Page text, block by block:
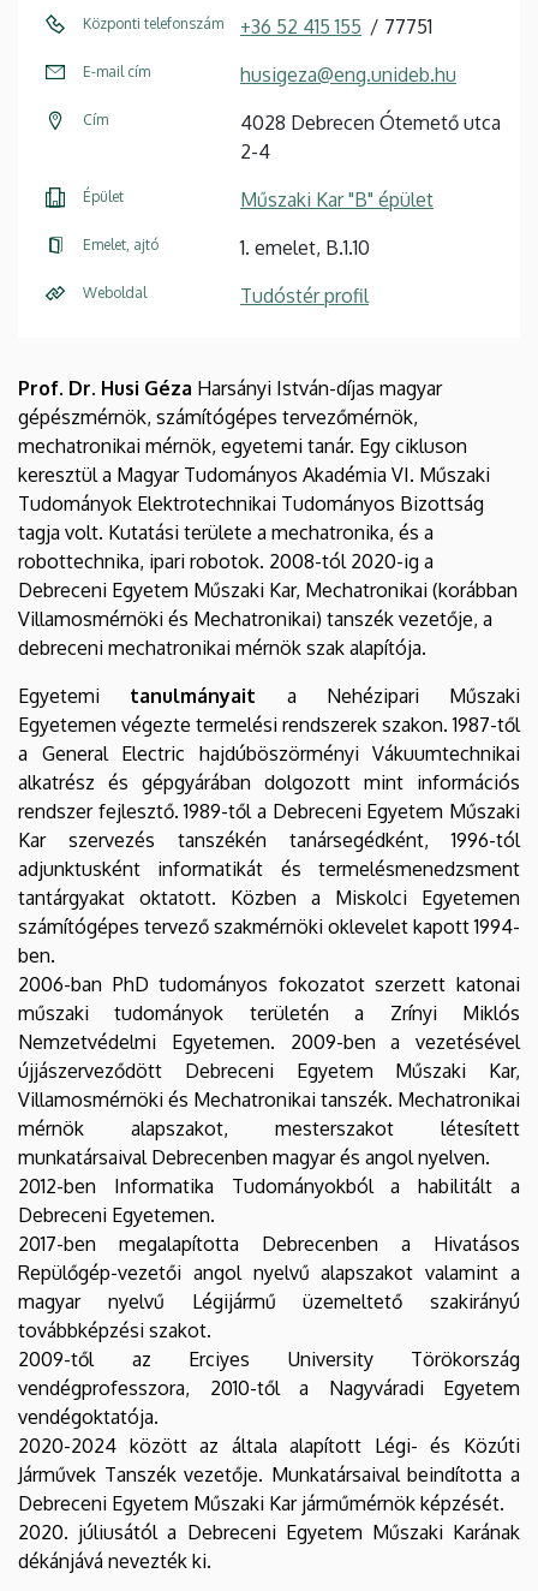
Központi telefonszám +36 52 415 155 77751
E-mail cím husigeza@eng.unideb.hu
Cím
4028 Debrecen Ótemető utca
2-4
Épület Műszaki Kar "B" épület
Emelet, ajtó 1. emelet, B.1.10
Weboldal Tudóstér profil
Prof. Dr. Husi Géza Harsányi István-díjas magyar
gépészmérnök, számítógépes tervezőmérnök,
mechatronikai mérnök, egyetemi tanár. Egy cikluson
keresztül a Magyar Tudományos Akadémia VI. Műszaki
Tudományok Elektrotechnikai Tudományos Bizottság
tagja volt. Kutatási területe a mechatronika, és a
robottechnika, ipari robotok. 2008-tól 2020-ig a
Debreceni Egyetem Műszaki Kar, Mechatronikai (korábban
Villamosmérnöki és Mechatronikai) tanszék vezetője, a
debreceni mechatronikai mérnök szak alapítója.
Egyetemi tanulmányait a Nehézipari Műszaki
Egyetemen végezte termelési rendszerek szakon. 1987-től
a General Electric hajdúböszörményi Vákuumtechnikai
alkatrész és gépgyárában dolgozott mint információs
rendszer fejlesztő. 1989-től a Debreceni Egyetem Műszaki
Kar szervezés tanszékén tanársegédként, 1996-tól
adjunktusként informatikát és termelésmenedzsment
tantárgyakat oktatott. Közben a Miskolci Egyetemen
számítógépes tervező szakmérnöki oklevelet kapott 1994-
ben.
2006-ban PhD tudományos fokozatot szerzett katonai
műszaki tudományok területén a Zrínyi Miklós
Nemzetvédelmi Egyetemen. 2009-ben a vezetésével
újjászerveződött Debreceni Egyetem Műszaki Kar,
Villamosmérnöki és Mechatronikai tanszék. Mechatronikai
mérnök alapszakot, mesterszakot létesített
munkatársaival Debrecenben magyar és angol nyelven.
2012-ben Informatika Tudományokból a habilitált a
Debreceni Egyetemen.
2017-ben megalapította Debrecenben a Hivatásos
Repülőgép-vezetői angol nyelvű alapszakot valamint a
magyar nyelvű Légijármű üzemeltető szakirányú
továbbképzési szakot.
2009-től az Erciyes University Törökország
vendégprofesszora, 2010-től a Nagyváradi Egyetem
vendégoktatója.
2020-2024 között az általa alapított Légi- és Közúti
Járművek Tanszék vezetője. Munkatársaival beindította a
Debreceni Egyetem Műszaki Kar járműmérnök képzését.
2020. júliusától a Debreceni Egyetem Műszaki Karának
dékánjává nevezték ki.